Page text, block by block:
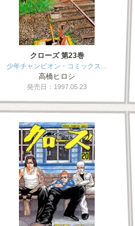
クローズ 第23巻
少年チャンピオン・コミックス…
高橋ヒロシ
発売日：1997.05.23